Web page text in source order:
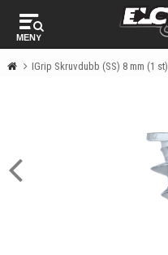
MENY
IGrip Skruvdubb (SS) 8 mm (1 st)